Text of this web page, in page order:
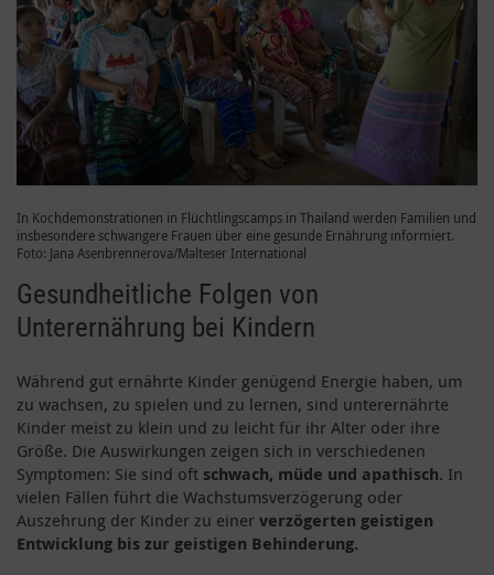
In Kochdemonstrationen in Flüchtlingscamps in Thailand werden Familien und
insbesondere schwangere Frauen über eine gesunde Ernährung informiert.
Foto: Jana Asenbrennerova/Malteser International
Gesundheitliche Folgen von
Unterernährung bei Kindern
Während gut ernährte Kinder genügend Energie haben, um
zu wachsen, zu spielen und zu lernen, sind unterernährte
Kinder meist zu klein und zu leicht für ihr Alter oder ihre
Größe. Die Auswirkungen zeigen sich in verschiedenen
Symptomen: Sie sind oft schwach, müde und apathisch. In
vielen Fällen führt die Wachstumsverzögerung oder
Auszehrung der Kinder zu einer verzögerten geistigen
Entwicklung bis zur geistigen Behinderung.